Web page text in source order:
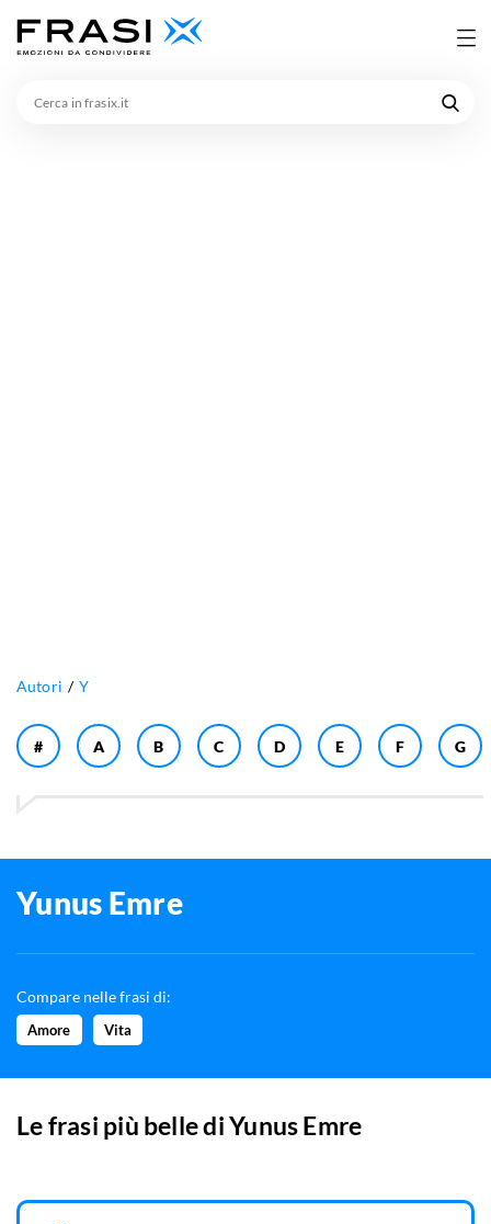
Autori Y
# A B C D E F G
Yunus Emre
Compare nelle frasi di:
Amore Vita
Le frasi più belle diYunus Emre